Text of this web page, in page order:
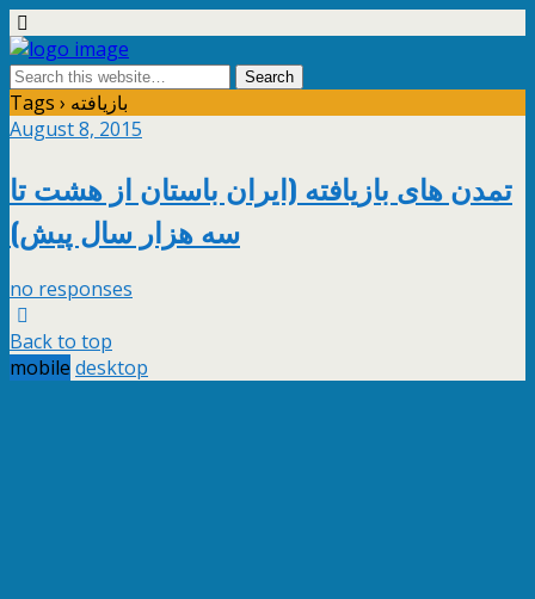
Tags › بازیافته
August 8, 2015
تمدن های بازیافته (ایران باستان از هشت تا
سه هزار سال پیش)
no responses
Back to top
mobile desktop